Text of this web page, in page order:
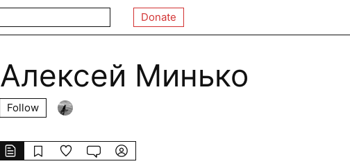
Donate
Алексей Минько
Follow